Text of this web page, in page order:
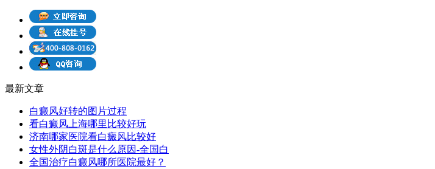
最新文章
白癜风好转的图片过程
看白癜风上海哪里比较好玩
济南哪家医院看白癜风比较好
女性外阴白斑是什么原因-全国白
全国治疗白癜风哪所医院最好？